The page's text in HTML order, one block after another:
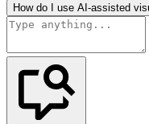
How do I use AI-assisted